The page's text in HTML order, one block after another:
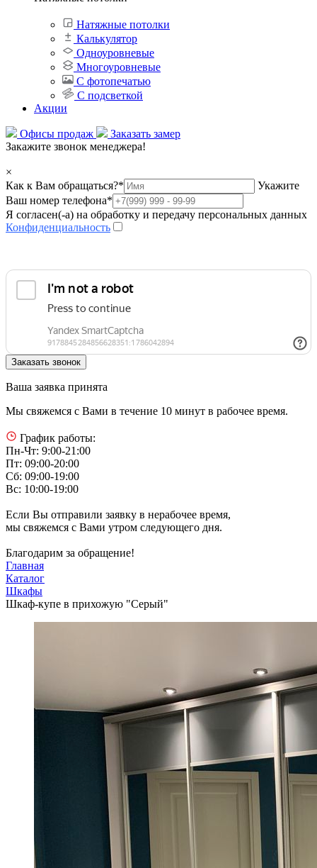
Натяжные потолки
Калькулятор
Одноуровневые
Многоуровневые
С фотопечатью
С подсветкой
Акции
Офисы продаж
Заказать замер
Закажите звонок менеджера!
×
Как к Вам обращаться?*
Укажите
Ваш номер телефона*
Я согласен(-а) на обработку и передачу персональных данных
Конфиденциальность
Ваша заявка принята
Мы свяжемся с Вами в течение 10 минут в рабочее время.
График работы:
Пн-Чт: 9:00-21:00
Пт: 09:00-20:00
Сб: 09:00-19:00
Вс: 10:00-19:00
Если Вы отправили заявку в нерабочее время,
мы свяжемся с Вами утром следующего дня.
Благодарим за обращение!
Главная
Каталог
Шкафы
Шкаф-купе в прихожую "Серый"